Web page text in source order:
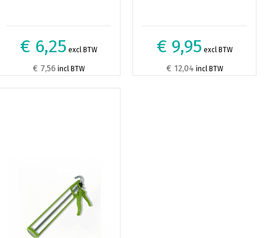
€ 6,25 excl BTW
€ 7,56 incl BTW
€ 9,95 excl BTW
€ 12,04 incl BTW